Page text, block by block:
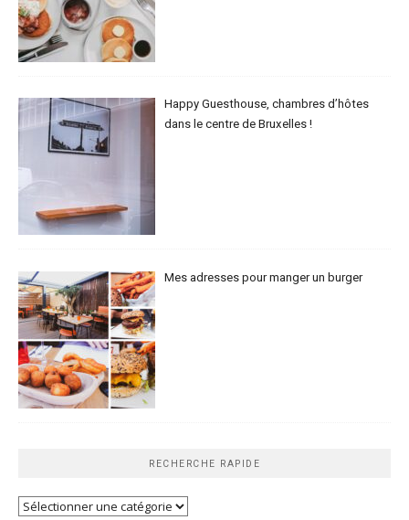
Happy Guesthouse, chambres d’hôtes
dans le centre de Bruxelles !
Mes adresses pour manger un burger
RECHERCHE RAPIDE
Recherche